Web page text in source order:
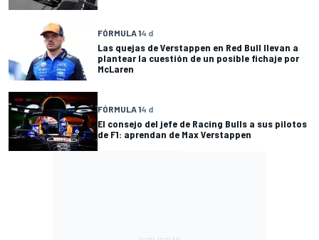
FÓRMULA 14 d
Las quejas de Verstappen en Red Bull llevan a
plantear la cuestión de un posible fichaje por
McLaren
FÓRMULA 14 d
El consejo del jefe de Racing Bulls a sus pilotos
de F1: aprendan de Max Verstappen